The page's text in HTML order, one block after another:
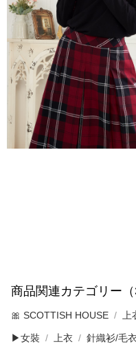
商品関連カテゴリー（
🎀 SCOTTISH HOUSE
▶女裝 上衣 針織衫/毛